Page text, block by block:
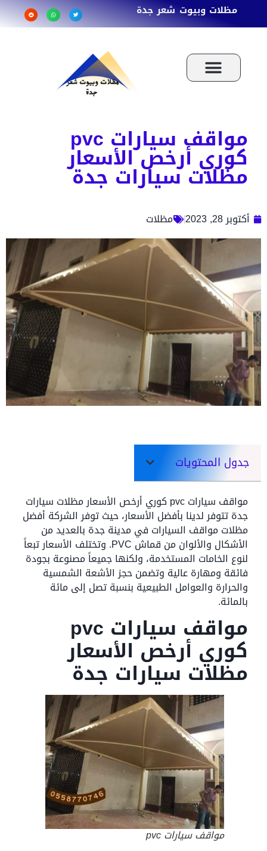
مظلات وبيوت شعر جدة
مواقف سيارات pvc
كوري أرخص الأسعار
مظلات سيارات جدة
أكتوبر 28, 2023 مظلات
جدول المحتويات
مواقف سيارات pvc كوري أرخص الأسعار مظلات سيارات
جدة تتوفر لدينا بأفضل الأسعار، حيث توفر الشركة أفضل
مظلات مواقف السيارات في مدينة جدة بالعديد من
الأشكال والألوان من قماش PVC. وتختلف الأسعار تبعاً
لنوع الخامات المستخدمة، ولكنها جميعاً مصنوعة بجودة
فائقة ومهارة عالية وتضمن حجز الأشعة الشمسية
والحرارة والعوامل الطبيعية بنسبة تصل إلى مائة
بالمائة.
مواقف سيارات pvc
كوري أرخص الأسعار
مظلات سيارات جدة
مواقف سيارات pvc